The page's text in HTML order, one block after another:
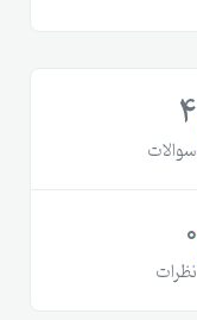
4
سوالات
0
نظرات